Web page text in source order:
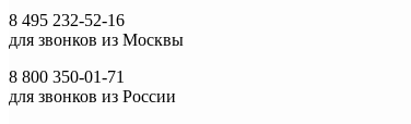
8 495 232-52-16
для звонков из Москвы
8 800 350-01-71
для звонков из России